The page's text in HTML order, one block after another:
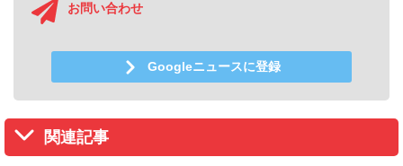
お問い合わせ
Googleニュースに登録
関連記事